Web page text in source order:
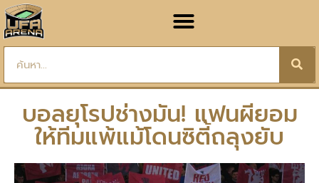
บอลยุโรปช่างมัน! แฟนผียอม
ให้ทีมแพ้แม้โดนซิตี้ถลุงยับ